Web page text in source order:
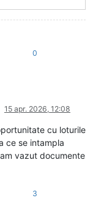
0
15 apr. 2026, 12:08
cu loturile
ce se intampla
vazut documente
3